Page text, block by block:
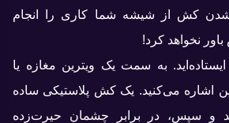
کش از شیشه شما کاری را انجام
نخواهد کرد!
به سمت یک ویترین مغازه یا
اشاره می‌کنید. یک کش پلاستیکی ساده
و سپس، در برابر چشمان حیرت‌زده